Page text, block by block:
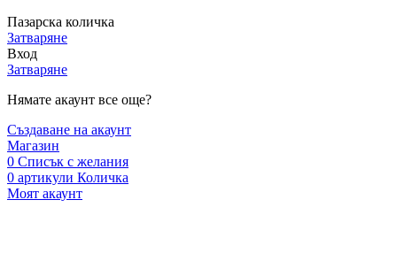
Пазарска количка
Затваряне
Вход
Затваряне
Нямате акаунт все още?
Създаване на акаунт
Магазин
0 Списък с желания
0 артикули Количка
Моят акаунт